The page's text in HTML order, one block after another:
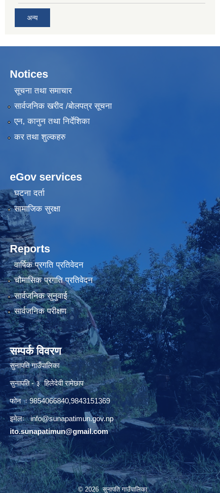
अन्य
Notices
सूचना तथा समाचार
सार्वजनिक खरीद /बोलपत्र सूचना
एन, कानुन तथा निर्देशिका
कर तथा शुल्कहरु
eGov services
घटना दर्ता
सामाजिक सुरक्षा
Reports
वार्षिक प्रगति प्रतिवेदन
चौमासिक प्रगति प्रतिवेदन
सार्वजनिक सुनुवाई
सार्वजनिक परीक्षण
सम्पर्क विवरण
सुनापति गाउँपालिका
सुनापति - ३ हिलेदेवी रामेछाप
फोन ः 9854066840,9843151369
इमेलः info@sunapatimun.gov.np
ito.sunapatimun@gmail.com
© 2026 सुनापति गाउँपालिका